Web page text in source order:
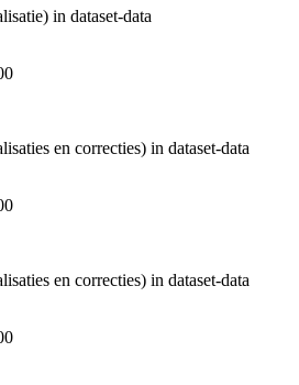
in dataset-data
en correcties) in dataset-data
en correcties) in dataset-data